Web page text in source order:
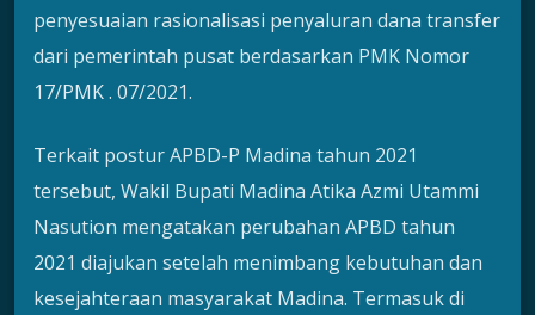
penyesuaian rasionalisasi penyaluran dana transfer
dari pemerintah pusat berdasarkan PMK Nomor
17/PMK . 07/2021.
Terkait postur APBD-P Madina tahun 2021
tersebut, Wakil Bupati Madina Atika Azmi Utammi
Nasution mengatakan perubahan APBD tahun
2021 diajukan setelah menimbang kebutuhan dan
kesejahteraan masyarakat Madina. Termasuk di